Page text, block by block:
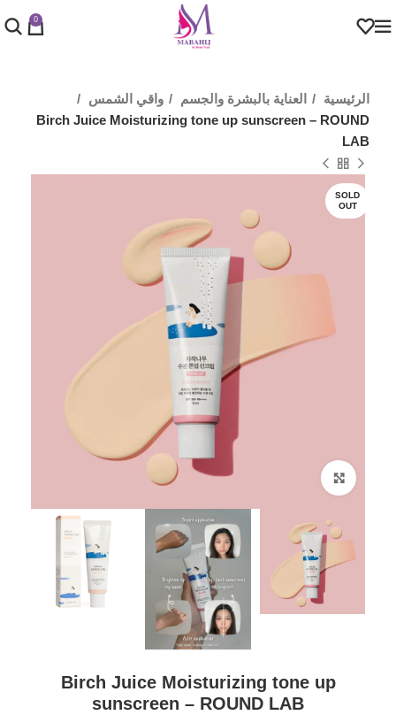
0
الرئيسية العناية بالبشرة والجسم
واقي الشمس
Birch Juice Moisturizing tone up sunscreen – ROUND
LAB
SOLD
OUT
Click to enlarge
Birch Juice Moisturizing tone up
sunscreen – ROUND LAB